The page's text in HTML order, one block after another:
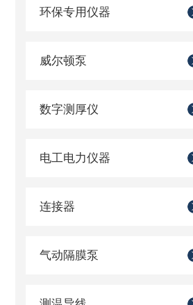
环保专用仪器
威尔顿泵
数字测厚仪
电工电力仪器
连接器
气动隔膜泵